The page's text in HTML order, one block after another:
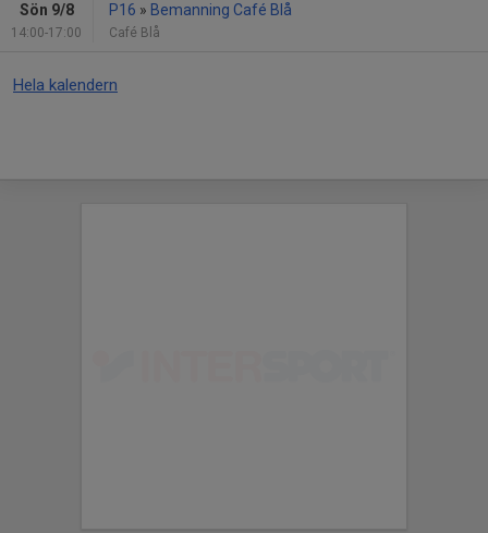
Sön 9/8
14:00-17:00
P16 » Bemanning Café Blå
Café Blå
Hela kalendern